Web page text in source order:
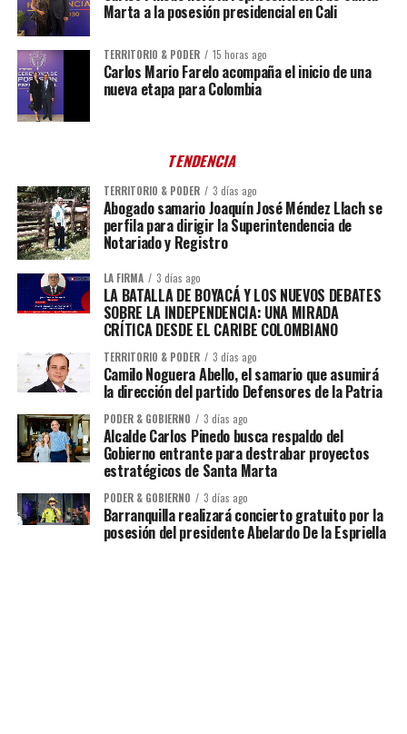
Marta a la posesión presidencial en Cali
TERRITORIO & PODER 15 horas ago
Carlos Mario Farelo acompaña el inicio de una
nueva etapa para Colombia
TENDENCIA
TERRITORIO & PODER 3 días ago
Abogado samario Joaquín José Méndez Llach se
perfila para dirigir la Superintendencia de
Notariado y Registro
LA FIRMA 3 días ago
LA BATALLA DE BOYACÁ Y LOS NUEVOS DEBATES
SOBRE LA INDEPENDENCIA: UNA MIRADA
CRÍTICA DESDE EL CARIBE COLOMBIANO
TERRITORIO & PODER 3 días ago
Camilo Noguera Abello, el samario que asumirá
la dirección del partido Defensores de la Patria
PODER & GOBIERNO 3 días ago
Alcalde Carlos Pinedo busca respaldo del
Gobierno entrante para destrabar proyectos
estratégicos de Santa Marta
PODER & GOBIERNO 3 días ago
Barranquilla realizará concierto gratuito por la
posesión del presidente Abelardo De la Espriella